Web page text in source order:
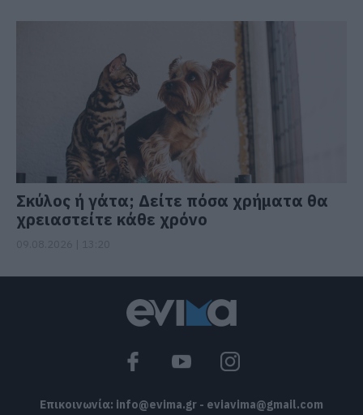
Σκύλος ή γάτα; Δείτε πόσα χρήματα θα
χρειαστείτε κάθε χρόνο
Επικοινωνία: info@evima.gr - eviavima@gmail.com